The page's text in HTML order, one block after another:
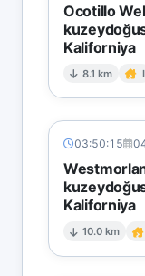
Ocotillo
Kaliforniya
8.1 km I
03:50:15
Kaliforniya
10.0 km